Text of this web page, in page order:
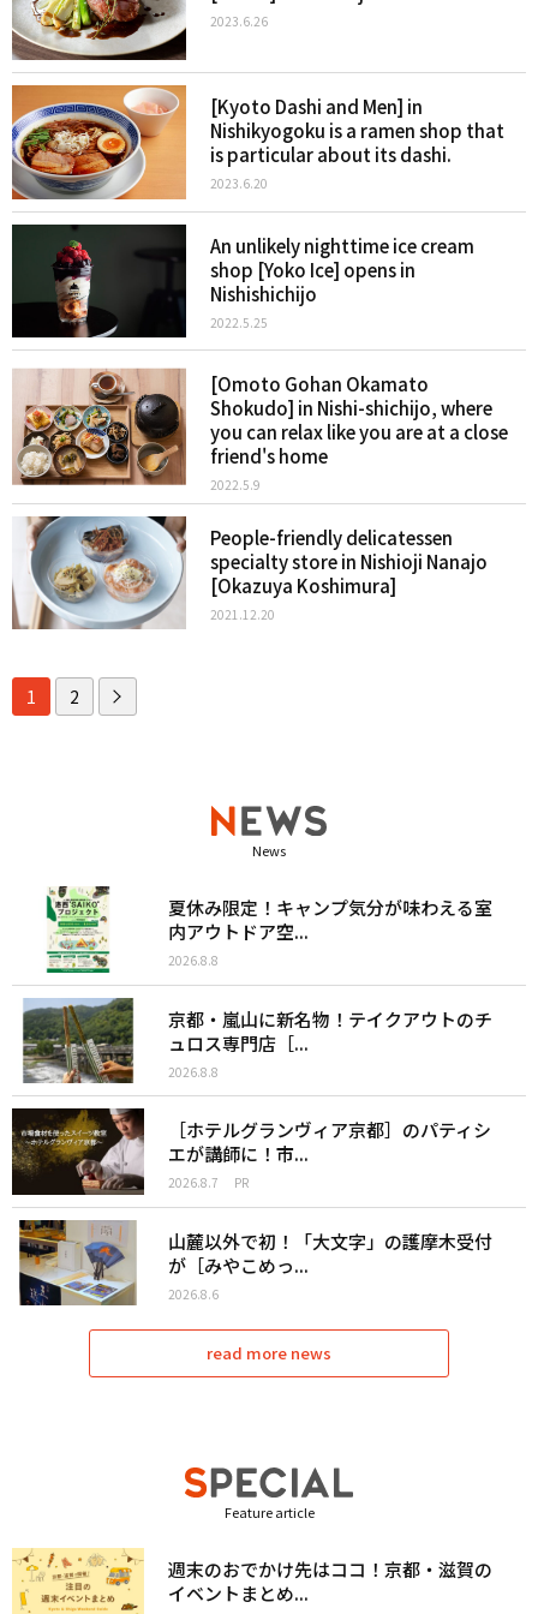
2023.6.26
[Kyoto Dashi and Men] in
Nishikyogoku is a ramen shop that
is particular about its dashi.
2023.6.20
An unlikely nighttime ice cream
shop [Yoko Ice] opens in
Nishishichijo
2022.5.25
[Omoto Gohan Okamato
Shokudo] in Nishi-shichijo, where
you can relax like you are at a close
friend's home
2022.5.9
People-friendly delicatessen
specialty store in Nishioji Nanajo
[Okazuya Koshimura]
2021.12.20
1 2
News
夏休み限定！キャンプ気分が味わえる室
内アウトドア空...
2026.8.8
京都・嵐山に新名物！テイクアウトのチ
ュロス専門店［...
2026.8.8
［ホテルグランヴィア京都］のパティシ
エが講師に！市...
2026.8.7 PR
山麓以外で初！「大文字」の護摩木受付
が［みやこめっ...
2026.8.6
read more news
Feature article
週末のおでかけ先はココ！京都・滋賀の
イベントまとめ...